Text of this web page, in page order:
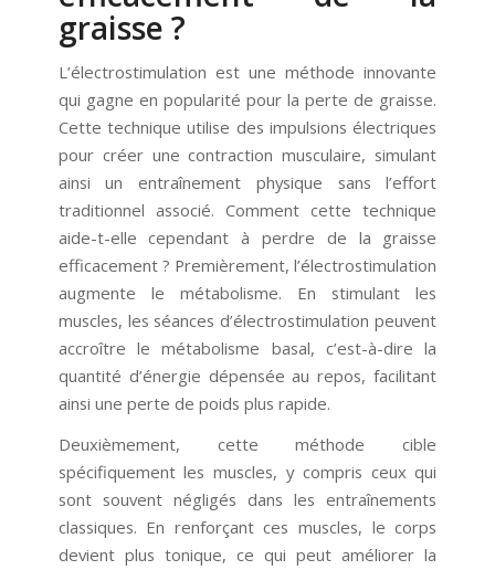
graisse ?
L’électrostimulation est une méthode innovante
qui gagne en popularité pour la perte de graisse.
Cette technique utilise des impulsions électriques
pour créer une contraction musculaire, simulant
ainsi un entraînement physique sans l’effort
traditionnel associé. Comment cette technique
aide-t-elle cependant à perdre de la graisse
efficacement ? Premièrement, l’électrostimulation
augmente le métabolisme. En stimulant les
muscles, les séances d’électrostimulation peuvent
accroître le métabolisme basal, c’est-à-dire la
quantité d’énergie dépensée au repos, facilitant
ainsi une perte de poids plus rapide.
Deuxièmement, cette méthode cible
spécifiquement les muscles, y compris ceux qui
sont souvent négligés dans les entraînements
classiques. En renforçant ces muscles, le corps
devient plus tonique, ce qui peut améliorer la